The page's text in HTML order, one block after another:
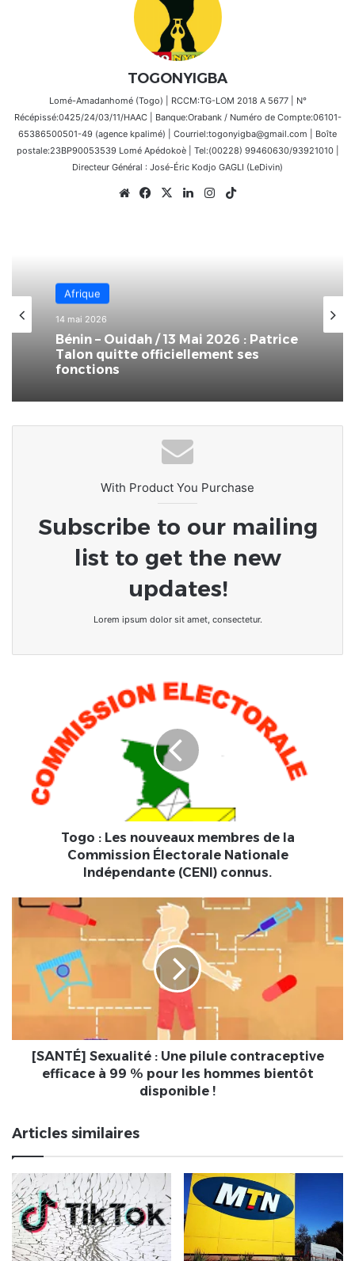
TOGONYIGBA
Lomé-Amadanhomé (Togo) | RCCM:TG-LOM 2018 A 5677 | N°
Récépissé:0425/24/03/11/HAAC | Banque:Orabank / Numéro de Compte:06101-
65386500501-49 (agence kpalimé) | Courriel:togonyigba@gmail.com | Boîte
postale:23BP90053539 Lomé Apédokoè | Tel:(00228) 99460630/93921010 |
Directeur Général : José-Éric Kodjo GAGLI (LeDivin)
WebsiteFacebook
X LinkedinInstagram
Afrique
14 mai 2026
Afrique
14 avril 2026
Romuald Wadagni plébiscité dès le
With Product You Purchase
Subscribe to our mailing
list to get the new
updates!
Lorem ipsum dolor sit amet, consectetur.
membres
Commission
Togo : Les nouveaux membres de la
Commission Électorale Nationale
Indépendante (CENI) connus.
[SANTÉ]
contraceptive
disponible
!
[SANTÉ] Sexualité : Une pilule contraceptive
efficace à 99 % pour les hommes bientôt
disponible !
Articles similaires